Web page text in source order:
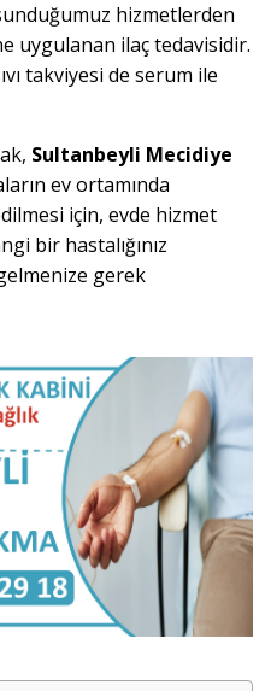
hizmetlerden
uygulanan ilaç tedavisidir.
takviyesi de serum ile
Sultanbeyli Mecidiye
ev ortamında
için, evde hizmet
bir hastalığınız
gerek